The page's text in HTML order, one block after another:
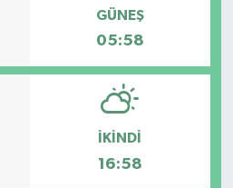
GÜNEŞ
05:58
İKINDI
16:58